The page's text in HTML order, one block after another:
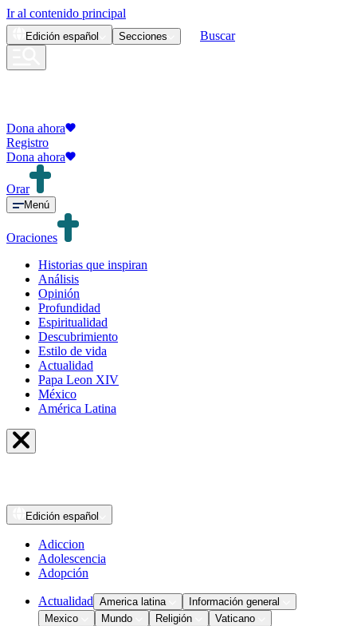
Ir al contenido principal
Edición español Secciones Buscar
Dona ahora
Registro
Dona ahora
Orar
Menú
Oraciones
Historias que inspiran
Análisis
Opinión
Profundidad
Espiritualidad
Descubrimiento
Estilo de vida
Actualidad
Papa Leon XIV
México
América Latina
Edición español
Adiccion
Adolescencia
Adopción
Actualidad America latina
Información general
Mexico
Mundo Religión Vaticano